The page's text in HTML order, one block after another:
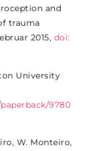
and
trauma
2015, doi:
University
9780
W. Monteiro,